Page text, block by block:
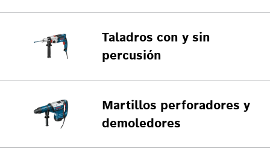
Taladros con y sin
percusión
Martillos perforadores y
demoledores